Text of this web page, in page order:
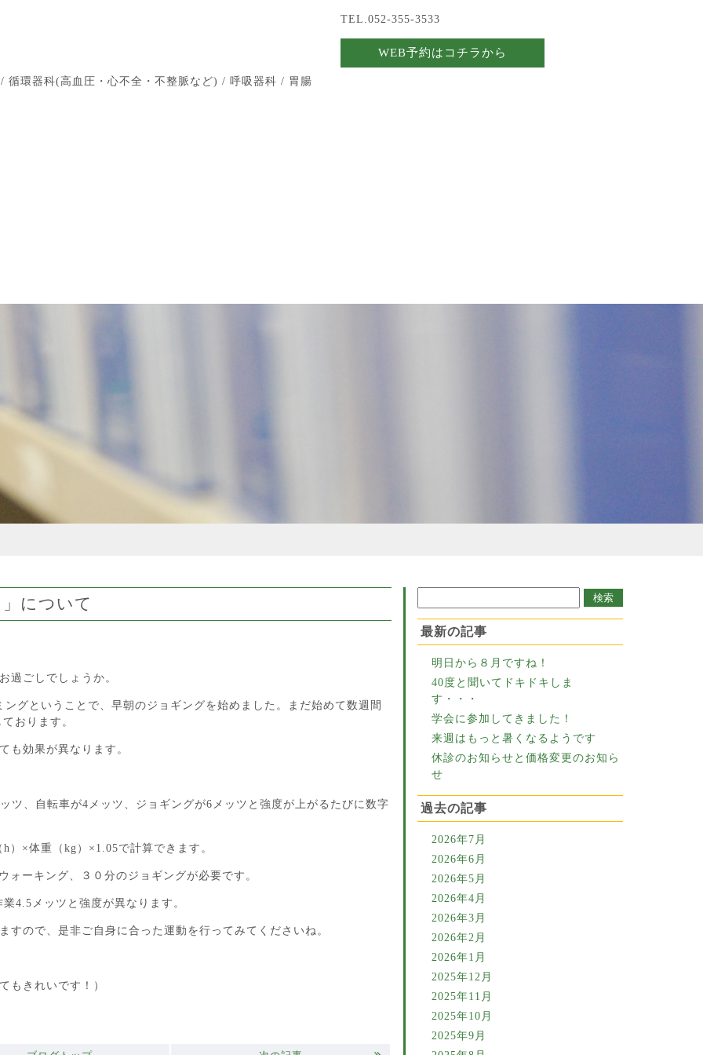
環器科(高血圧・心不全・不整脈など) / 呼吸器科 / 胃腸
TEL.052-355-3533
WEB予約はコチラから
について
過ごしでしょうか。
グということで、早朝のジョギングを始めました。まだ始めて数週間
おります。
も効果が異なります。
ツ、自転車が4メッツ、ジョギングが6メッツと強度が上がるたびに数字
）×体重（kg）×1.05で計算できます。
ォーキング、３０分のジョギングが必要です。
4.5メッツと強度が異なります。
ので、是非ご自身に合った運動を行ってみてくださいね。
もきれいです！）
最新の記事
明日から８月ですね！
40度と聞いてドキドキしま
す・・・
学会に参加してきました！
来週はもっと暑くなるようです
休診のお知らせと価格変更のお知ら
せ
過去の記事
2026年7月
2026年6月
2026年5月
2026年4月
2026年3月
2026年2月
2026年1月
2025年12月
2025年11月
2025年10月
2025年9月